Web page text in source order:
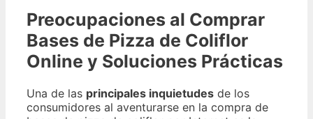
Preocupaciones al Comprar
Bases de Pizza de Coliflor
Online y Soluciones Prácticas
Una de las principales inquietudes de los
consumidores al aventurarse en la compra de